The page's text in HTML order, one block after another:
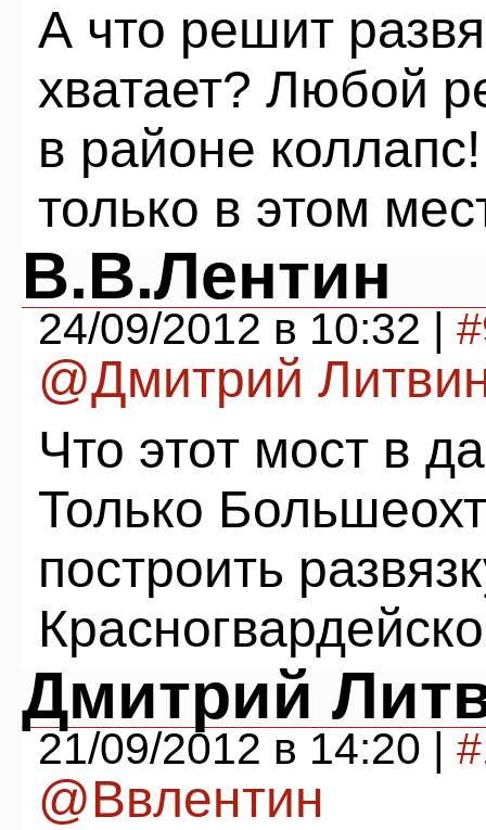
А что решит
хватает? Любой
в районе
только в этом
В.В.Лентин
24/09/2012 в 10:32 |
@Дмитрий
Что этот мост в
Только
построить
Дмитрий
21/09/2012 в 14:20 |
@Ввлентин